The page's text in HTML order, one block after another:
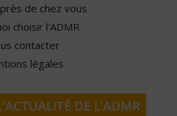
de chez vous
choisir l'ADMR
contacter
légales